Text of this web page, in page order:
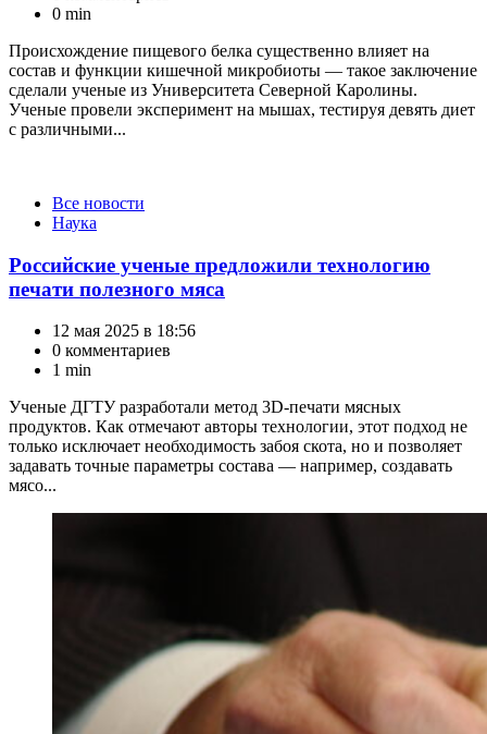
0 min
Происхождение пищевого белка существенно влияет на
состав и функции кишечной микробиоты — такое заключение
сделали ученые из Университета Северной Каролины.
Ученые провели эксперимент на мышах, тестируя девять диет
с различными...
КатегорииВсе новости
Наука
Российские ученые предложили технологию
печати полезного мяса
12 мая 2025 в 18:56
0 комментариев
1 min
Ученые ДГТУ разработали метод 3D-печати мясных
продуктов. Как отмечают авторы технологии, этот подход не
только исключает необходимость забоя скота, но и позволяет
задавать точные параметры состава — например, создавать
мясо...